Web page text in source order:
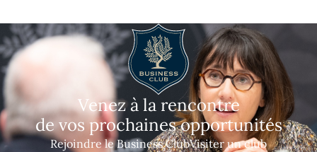
Venez à la rencontre
de vos prochaines opportunités
Rejoindre le Business ClubVisiter un club